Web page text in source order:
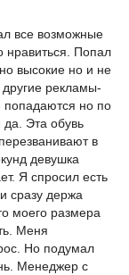
все возможные
нравиться. Попал
высокие но и не
другие рекламы-
попадаются но по
Эта обувь
в
девушка
Я спросил есть
сразу держа
моего размера
Меня
Но подумал
Менеджер с